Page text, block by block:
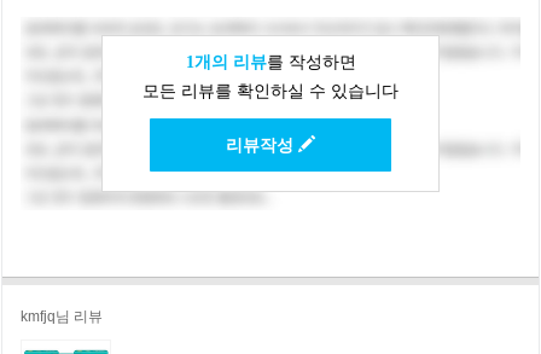
1개의 리뷰를 작성하면
모든 리뷰를 확인하실 수 있습니다
리뷰작성
kmfjq님 리뷰